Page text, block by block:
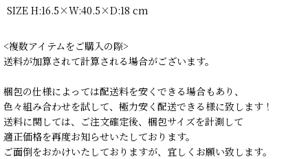
SIZE H:16.5×W:40.5×D:18 cm
<複数アイテムをご購入の際>
送料が加算されて計算される場合がございます。
梱包の仕様によっては配送料を安くできる場合もあり、
色々組み合わせを試して、極力安く配送できる様に致します！
送料に関しては、ご注文確定後、梱包サイズを計測して
適正価格を再度お知らせいたしております。
ご面倒をおかけいたしておりますが、宜しくお願い致します。